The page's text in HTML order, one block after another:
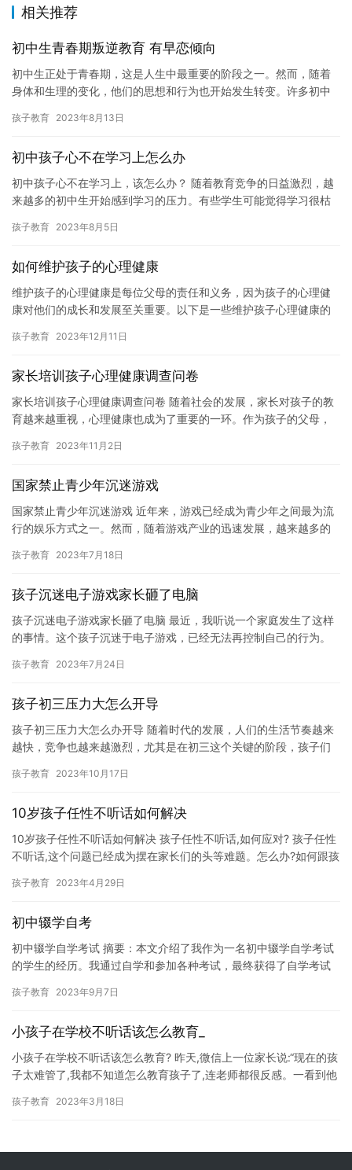
相关推荐
初中生青春期叛逆教育 有早恋倾向
初中生正处于青春期，这是人生中最重要的阶段之一。然而，随着
身体和生理的变化，他们的思想和行为也开始发生转变。许多初中
遍特…
孩子教育 2023年8月13日
初中孩子心不在学习上怎么办
初中孩子心不在学习上，该怎么办？ 随着教育竞争的日益激烈，越
来越多的初中生开始感到学习的压力。有些学生可能觉得学习很枯
师应…
孩子教育 2023年8月5日
如何维护孩子的心理健康
维护孩子的心理健康是每位父母的责任和义务，因为孩子的心理健
康对他们的成长和发展至关重要。以下是一些维护孩子心理健康的
支…
孩子教育 2023年12月11日
家长培训孩子心理健康调查问卷
家长培训孩子心理健康调查问卷 随着社会的发展，家长对孩子的教
育越来越重视，心理健康也成为了重要的一环。作为孩子的父母，
解这…
孩子教育 2023年11月2日
国家禁止青少年沉迷游戏
国家禁止青少年沉迷游戏 近年来，游戏已经成为青少年之间最为流
行的娱乐方式之一。然而，随着游戏产业的迅速发展，越来越多的
严重…
孩子教育 2023年7月18日
孩子沉迷电子游戏家长砸了电脑
孩子沉迷电子游戏家长砸了电脑 最近，我听说一个家庭发生了这样
的事情。这个孩子沉迷于电子游戏，已经无法再控制自己的行为。
取…
孩子教育 2023年7月24日
孩子初三压力大怎么开导
孩子初三压力大怎么办开导 随着时代的发展，人们的生活节奏越来
越快，竞争也越来越激烈，尤其是在初三这个关键的阶段，孩子们
保持…
孩子教育 2023年10月17日
10岁孩子任性不听话如何解决
10岁孩子任性不听话如何解决 孩子任性不听话,如何应对? 孩子任性
不听话,这个问题已经成为摆在家长们的头等难题。怎么办?如何跟孩
孩子教育 2023年4月29日
初中辍学自考
初中辍学自学考试 摘要：本文介绍了我作为一名初中辍学自学考试
的学生的经历。我通过自学和参加各种考试，最终获得了自学考试
和不…
孩子教育 2023年9月7日
小孩子在学校不听话该怎么教育_
小孩子在学校不听话该怎么教育? 昨天,微信上一位家长说:“现在的孩
子太难管了,我都不知道怎么教育孩子了,连老师都很反感。一看到他
孩子教育 2023年3月18日